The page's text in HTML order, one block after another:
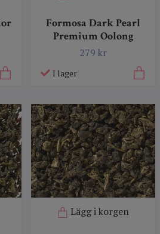
Formosa Dark Pearl
Premium Oolong
279 kr
I lager
Lägg i korgen